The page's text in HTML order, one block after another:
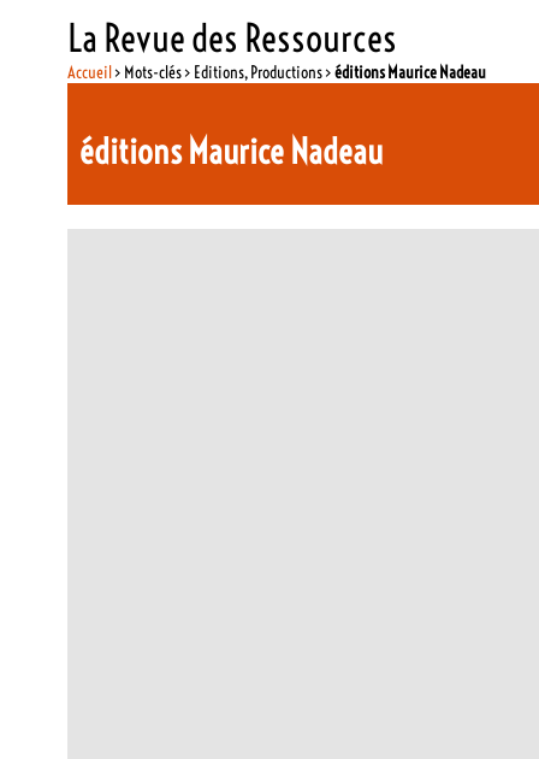
La Revue des Ressources
Accueil> Mots-clés > Editions, Productions >éditions Maurice Nadeau
éditions Maurice Nadeau